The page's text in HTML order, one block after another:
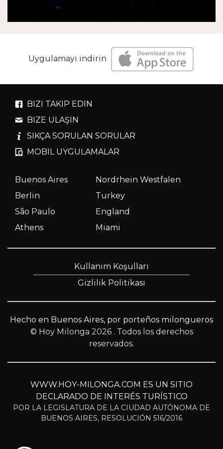
Uygulamayı indirin
BIZI TAKIP EDIN
BIZE ULAŞIN
SIKÇA SORULAN SORULAR
MOBIL UYGULAMALAR
Buenos Aires
Nordrhein Westfalen
Berlin
Turkey
São Paulo
England
Athens
Miami
Kullanım Koşulları
Gizlilik Politikası
Hecho en Buenos Aires, por porteños milongueros
© Hoy Milonga 2026 . Todos los derechos
reservados.
WWW.HOY-MILONGA.COM ES UN SITIO
DECLARADO DE INTERÉS TURÍSTICO
POR LA LEGISLATURA DE LA CIUDAD AUTÓNOMA DE
BUENOS AIRES, RESOLUCIÓN 516/2016